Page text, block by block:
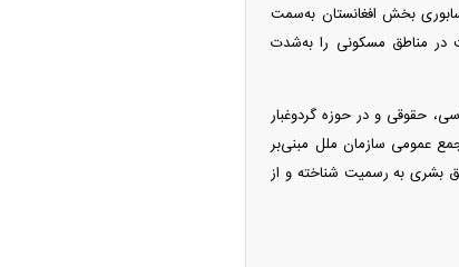
بخش افغانستان به‌سمت
در مناطق مسکونی را به‌شدت
حقوقی و در حوزه گردوغبار
قطعنامه ۱۳/۴۸، ۸ اکتبر ۲۰۲۱ شورای حقوق بشر سازمان ملل و قطعنامه ۲۶ جولای سال ۲۰۲۲ مجمع عمومی سازمان ملل مبنی‌بر
بشری به رسمیت شناخته و از